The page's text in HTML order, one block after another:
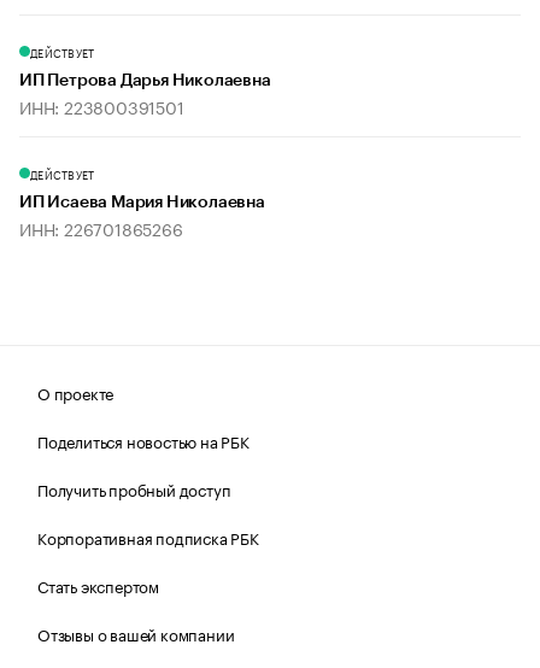
ДЕЙСТВУЕТ
ИП Петрова Дарья Николаевна
ИНН: 223800391501
ДЕЙСТВУЕТ
ИП Исаева Мария Николаевна
ИНН: 226701865266
О проекте
Поделиться новостью на РБК
Получить пробный доступ
Корпоративная подписка РБК
Стать экспертом
Отзывы о вашей компании